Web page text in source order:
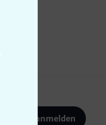
Jetzt anmelden